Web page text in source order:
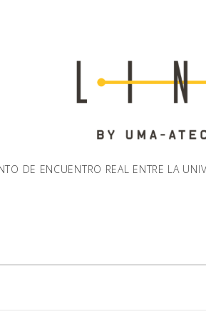
DE ENCUENTRO REAL ENTRE LA